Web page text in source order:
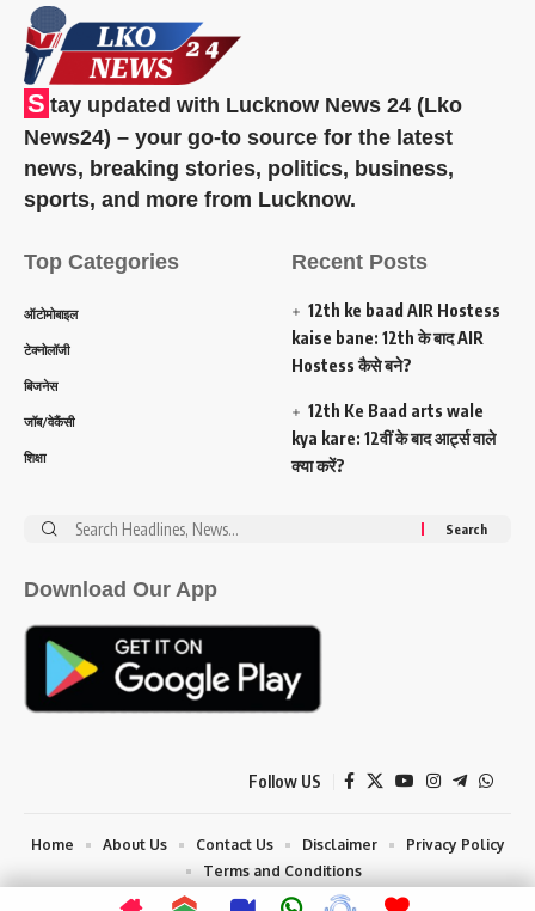
S tay updated with Lucknow News 24 (Lko
News24) – your go-to source for the latest
news, breaking stories, politics, business,
sports, and more from Lucknow.
Top Categories
ऑटोमोबाइल
टेक्नोलॉजी
बिजनेस
जॉब/वेकैंसी
शिक्षा
Recent Posts
12th ke baad AIR Hostess
kaise bane: 12th के बाद AIR
Hostess कैसे बने?
12th Ke Baad arts wale
kya kare: 12वीं के बाद आर्ट्स वाले
क्या करें?
Search
Download Our App
Follow US
Home About Us Contact Us Disclaimer
Privacy Policy
Terms and Conditions